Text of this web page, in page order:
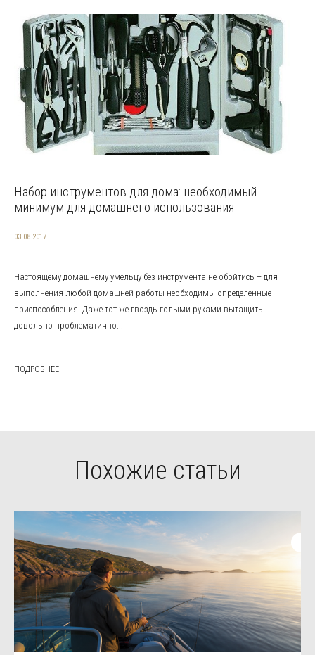
Набор инструментов для дома: необходимый
минимум для домашнего использования
03.08.2017
Настоящему домашнему умельцу без инструмента не обойтись – для
выполнения любой домашней работы необходимы определенные
приспособления. Даже тот же гвоздь голыми руками вытащить
довольно проблематично...
ПОДРОБНЕЕ
Похожие статьи